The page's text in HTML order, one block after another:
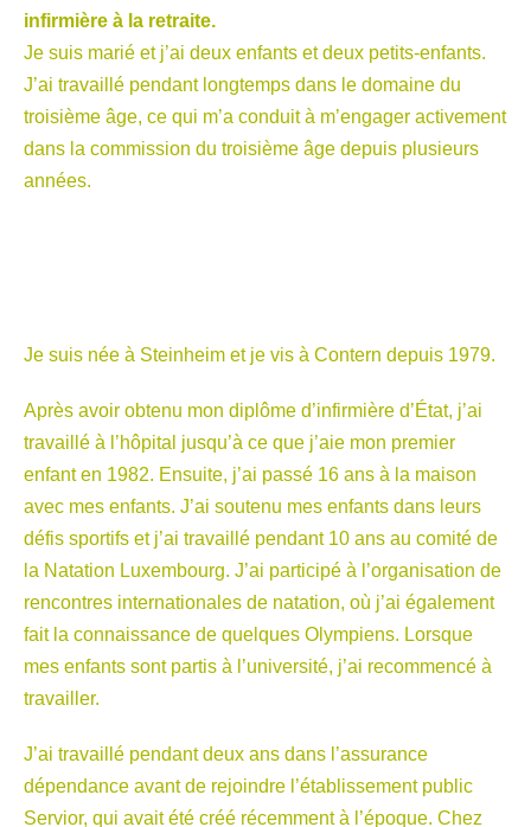
infirmière à la retraite.
Je suis marié et j’ai deux enfants et deux petits-enfants.
J’ai travaillé pendant longtemps dans le domaine du
troisième âge, ce qui m’a conduit à m’engager activement
dans la commission du troisième âge depuis plusieurs
années.
Je suis née à Steinheim et je vis à Contern depuis 1979.
Après avoir obtenu mon diplôme d’infirmière d’État, j’ai
travaillé à l’hôpital jusqu’à ce que j’aie mon premier
enfant en 1982. Ensuite, j’ai passé 16 ans à la maison
avec mes enfants. J’ai soutenu mes enfants dans leurs
défis sportifs et j’ai travaillé pendant 10 ans au comité de
la Natation Luxembourg. J’ai participé à l’organisation de
rencontres internationales de natation, où j’ai également
fait la connaissance de quelques Olympiens. Lorsque
mes enfants sont partis à l’université, j’ai recommencé à
travailler.
J’ai travaillé pendant deux ans dans l’assurance
dépendance avant de rejoindre l’établissement public
Servior, qui avait été créé récemment à l’époque. Chez